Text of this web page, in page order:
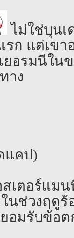
ไม่ใช่บุนเ
ก แต่เขา
เยอรมนีใ
าง
แคป)
เตอร์แม
นช่วงฤดูร้
อมรับข้อ